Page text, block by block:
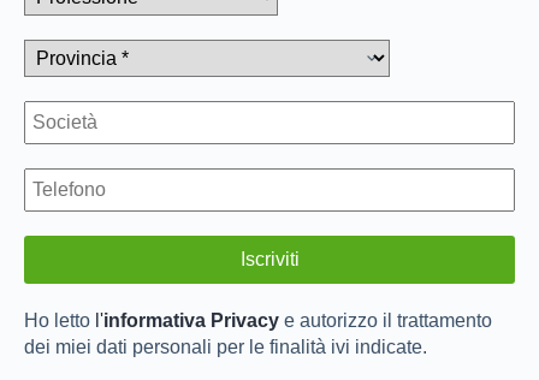
Ho letto l'informativa Privacy e autorizzo il trattamento
dei miei dati personali per le finalità ivi indicate.